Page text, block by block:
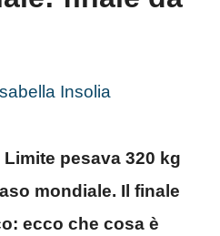
Insolia
pesava 320 kg
mondiale. Il finale
ecco che cosa è